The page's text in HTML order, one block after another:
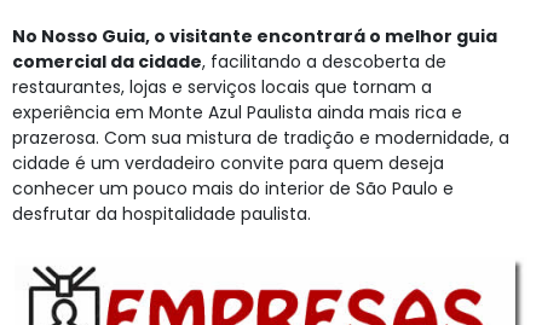
No Nosso Guia, o visitante encontrará o melhor guia
comercial da cidade, facilitando a descoberta de
restaurantes, lojas e serviços locais que tornam a
experiência em Monte Azul Paulista ainda mais rica e
prazerosa. Com sua mistura de tradição e modernidade, a
cidade é um verdadeiro convite para quem deseja
conhecer um pouco mais do interior de São Paulo e
desfrutar da hospitalidade paulista.